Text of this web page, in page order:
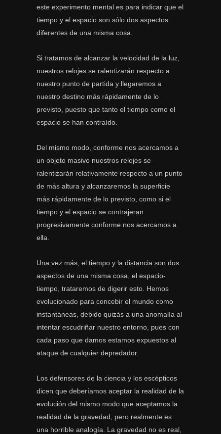
este experimento mental es para indicar que el
tiempo y el espacio son sólo dos aspectos
diferentes de una misma cosa.
Si tratamos de alcanzar la velocidad de la luz,
nuestros relojes se ralentizarán respecto a
nuestro punto de partida y llegaremos a
nuestro destino más rápidamente de lo
previsto, puesto que tanto el tiempo como el
espacio se han contraído.
Del mismo modo, conforme nos acercamos a
un objeto masivo nuestros relojes se
ralentizarán relativamente respecto a un punto
de más altura y alcanzaremos la superficie
más rápidamente de lo previsto, como si el
tiempo y el espacio se contrajeran
progresivamente conforme nos acercamos a
ella.
Una vez más, el tiempo y la distancia son dos
aspectos de una misma cosa, el espacio-
tiempo, trataremos de digerir esto. Hemos
evolucionado para concebir el mundo como
instantáneas, debido quizás a una anomalía al
intentar escudriñar nuestro entorno, pues con
cada paso que damos estamos expuestos al
ataque de cualquier depredador.
Los defensores de la ciencia y los escépticos
dicen que deberíamos aceptar la realidad de la
evolución del mismo modo que aceptamos la
realidad de la gravedad, pero realmente es
una horrible analogía. La gravedad no es real,